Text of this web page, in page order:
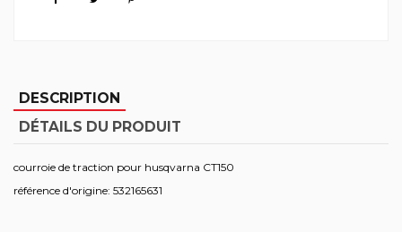
DESCRIPTION
DÉTAILS DU PRODUIT
courroie de traction pour husqvarna CT150
référence d'origine: 532165631